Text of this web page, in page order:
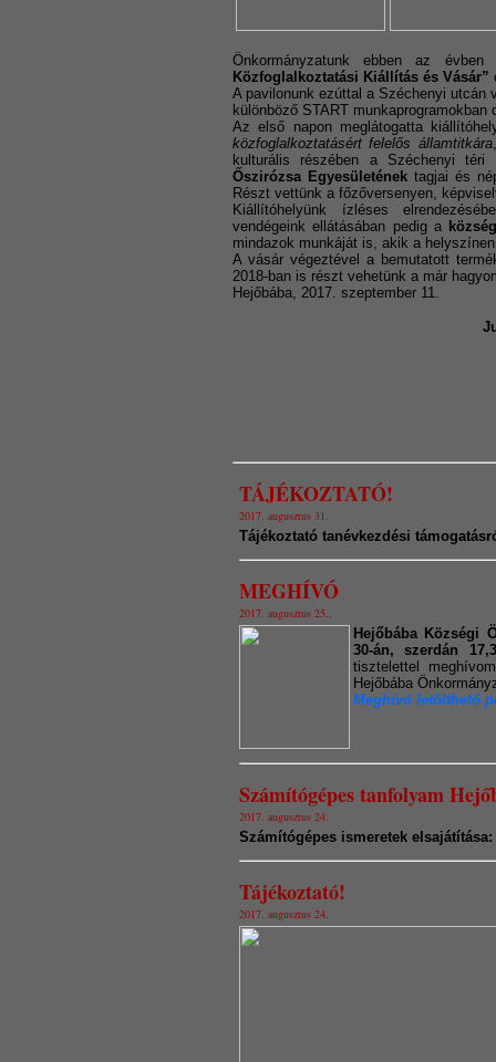
Önkormányzatunk ebben az
Közfoglalkoztatási Kiállítás és Vásár”
A pavilonunk ezúttal a Széchenyi
különböző START
Az első napon meglátogatta
közfoglalkoztatásért felelős államtitkára
kulturális részében a Széchenyi
Őszirózsa Egyesületénektagjai és
Részt vettünk a főzőversenyen,
Kiállítóhelyünk ízléses
vendégeink ellátásában pedig a
mindazok munkáját is, akik a
A vásár végeztével a bemutatott
2018-ban is részt vehetünk a már
Hejőbába, 2017. szeptember 11.
TÁJÉKOZTATÓ!
2017. augusztus 31.
Tájékoztató tanévkezdési
MEGHÍVÓ
2017. augusztus 25..
Hejőbába Községi
30-án, szerdán
tisztelettel
Hejőbába
Meghívó letölthető
Számítógépes tanfolyam
2017. augusztus 24.
Számítógépes ismeretek
Tájékoztató!
2017. augusztus 24.